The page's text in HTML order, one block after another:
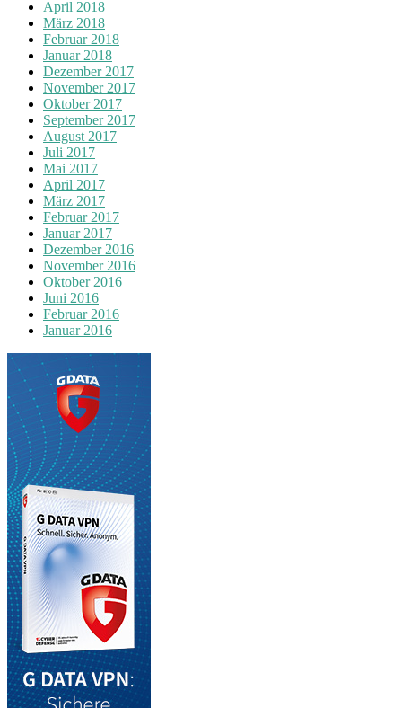
April 2018
März 2018
Februar 2018
Januar 2018
Dezember 2017
November 2017
Oktober 2017
September 2017
August 2017
Juli 2017
Mai 2017
April 2017
März 2017
Februar 2017
Januar 2017
Dezember 2016
November 2016
Oktober 2016
Juni 2016
Februar 2016
Januar 2016